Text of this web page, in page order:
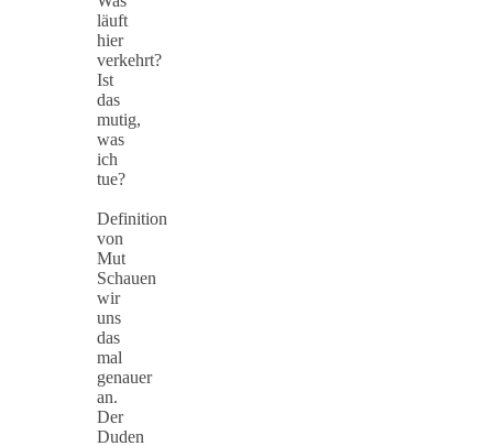
läuft
hier
verkehrt?
Ist
das
mutig,
was
ich
tue?
Definition
von
Mut
Schauen
wir
uns
das
mal
genauer
an.
Der
Duden